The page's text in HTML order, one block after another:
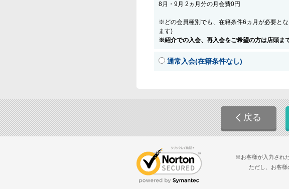
8月・9月 2ヵ月分の月会費0円
※どの会員種別でも、在籍条件6ヵ月が必要と
ます)
※紹介での入会、再入会をご希望の方は店頭ま
通常入会(在籍条件なし)
戻る
※お客様が入力され
ただし、お客